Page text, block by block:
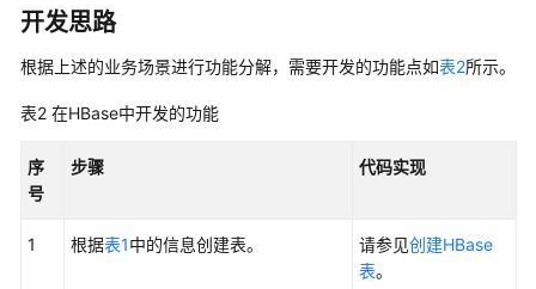
发
南
版）
MRS
组
开发思路
根据上述的业务场景进行功能分解，需要开发的功能点如表2所示。
表2 在HBase中开发的功能
序
号
步骤 代码实现
1 根据表1中的信息创建表。 请参见创建HBase
表。